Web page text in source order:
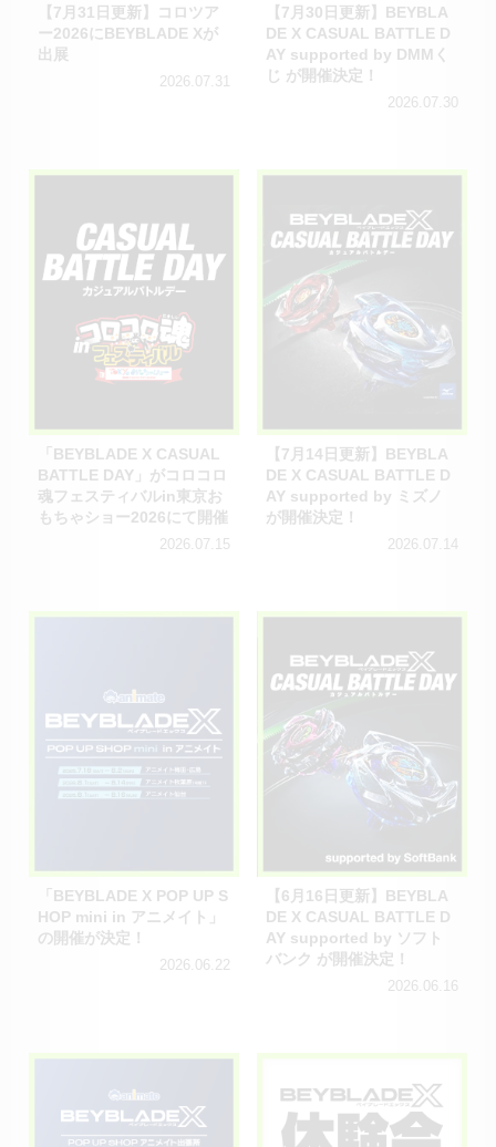
【7月31日更新】コロツア
ー2026にBEYBLADE Xが
出展
2026.07.31
【7月30日更新】BEYBLA
DE X CASUAL BATTLE D
AY supported by DMMく
じ が開催決定！
2026.07.30
「BEYBLADE X CASUAL
BATTLE DAY」がコロコロ
魂フェスティバルin東京お
もちゃショー2026にて開催
2026.07.15
【7月14日更新】BEYBLA
DE X CASUAL BATTLE D
AY supported by ミズノ
が開催決定！
2026.07.14
「BEYBLADE X POP UP S
HOP mini in アニメイト」
の開催が決定！
2026.06.22
【6月16日更新】BEYBLA
DE X CASUAL BATTLE D
AY supported by ソフト
バンク が開催決定！
2026.06.16